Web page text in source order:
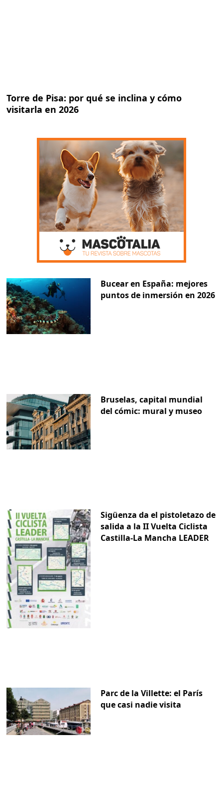
Torre de Pisa: por qué se inclina y cómo
visitarla en 2026
Bucear en España: mejores
puntos de inmersión en 2026
Bruselas, capital mundial
del cómic: mural y museo
Sigüenza da el pistoletazo de
salida a la II Vuelta Ciclista
Castilla-La Mancha LEADER
Parc de la Villette: el París
que casi nadie visita